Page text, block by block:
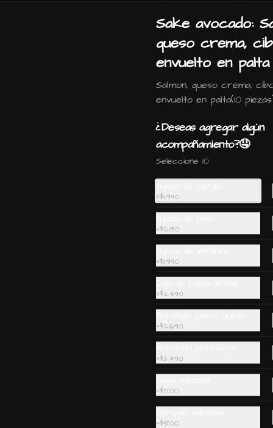
Sake avocado:
queso crema,
envuelto en palta
Salmon, queso crema,
envuelto en palta(10
¿Deseas agregar algún
acompañamiento?🤤
Seleccione 10
+$1.990
+$2.190
+$1.990
+$2.490
+$2.690
+$2.490
+$500
+$500